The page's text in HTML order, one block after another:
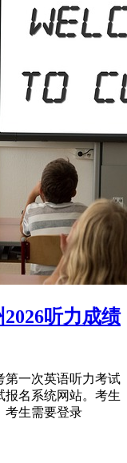
听力成绩
第一次英语听力考试
报名系统网站。考生
考生需要登录